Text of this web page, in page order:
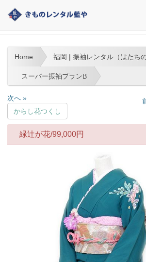
福岡 | 振袖レンタル（はたちの
Home 福岡 | 振袖レンタル（はたち
スーパー振袖プランB
次へ »
からし花つくし
緑辻が花/99,000円